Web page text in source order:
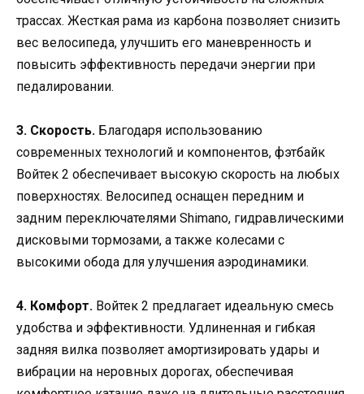
трассах. Жесткая рама из карбона позволяет снизить
вес велосипеда, улучшить его маневренность и
повысить эффективность передачи энергии при
педалировании.
3. Скорость. Благодаря использованию
современных технологий и компонентов, фэтбайк
Войтек 2 обеспечивает высокую скорость на любых
поверхностях. Велосипед оснащен передним и
задним переключателями Shimano, гидравлическими
дисковыми тормозами, а также колесами с
высокими обода для улучшения аэродинамики.
4. Комфорт. Войтек 2 предлагает идеальную смесь
удобства и эффективности. Удлиненная и гибкая
задняя вилка позволяет амортизировать удары и
вибрации на неровных дорогах, обеспечивая